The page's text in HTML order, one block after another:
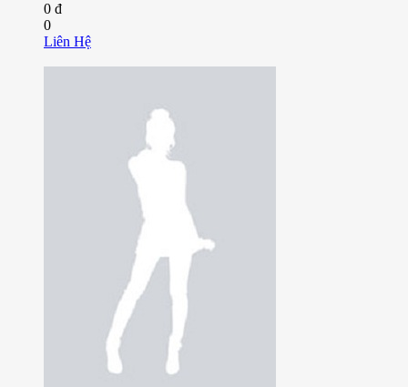
0 đ
0
Liên Hệ